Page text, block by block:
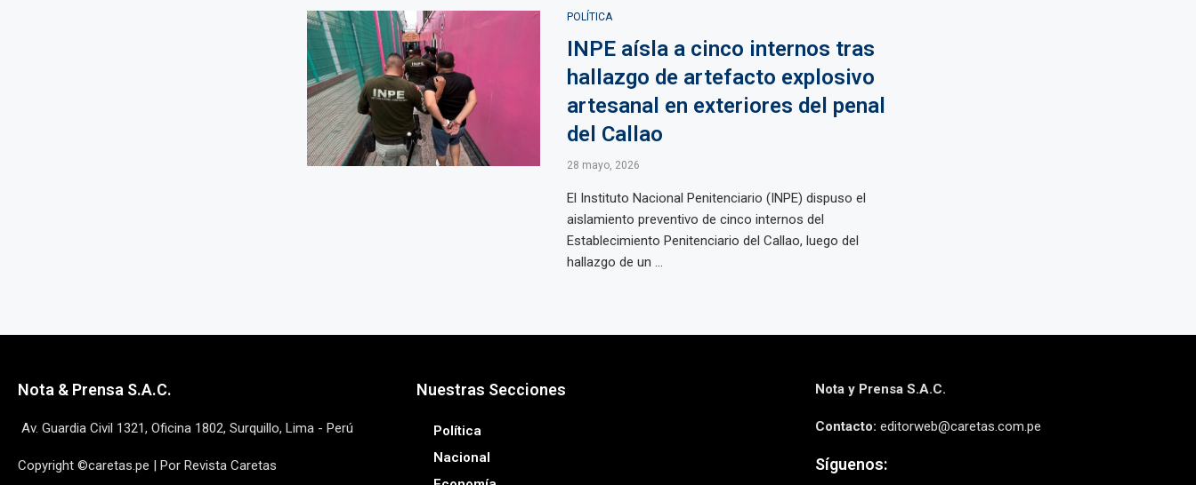
POLÍTICA
INPE aísla a cinco internos tras
hallazgo de artefacto explosivo
artesanal en exteriores del penal
del Callao
28 mayo, 2026
El Instituto Nacional Penitenciario (INPE) dispuso el
aislamiento preventivo de cinco internos del
Establecimiento Penitenciario del Callao, luego del
hallazgo de un ...
Nota & Prensa S.A.C.
Av. Guardia Civil 1321, Oficina 1802, Surquillo, Lima - Perú
Copyright ©caretas.pe | Por Revista Caretas
Nuestras Secciones
Política
Nacional
Nota y Prensa S.A.C.
Contacto: editorweb@caretas.com.pe
Síguenos: